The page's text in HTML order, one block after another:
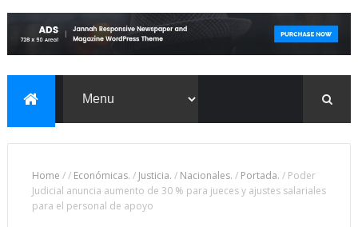
Home // Económicas. / Justicia. / Nacionales. / Portada. / Poder
Judicial anuncia aumento de 30 % para jueces y ajustes salariales
para el personal de apoyo